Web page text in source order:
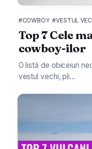
#COWBOY #VESTUL
Top 7 Cele
cowboy-ilor
O listă de obiceiuri
vestul vechi, pli...